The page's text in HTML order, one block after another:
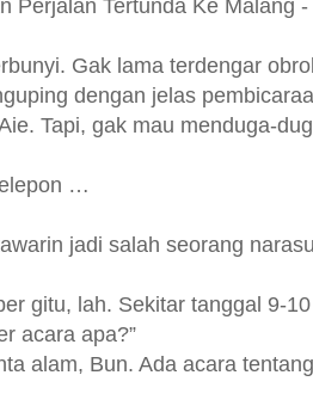
Perjalan Tertunda Ke Malang -
Gak lama terdengar
dengan jelas
Tapi, gak mau menduga-
…
jadi salah seorang
gitu, lah. Sekitar tanggal 9-10
acara apa?”
alam, Bun. Ada acara